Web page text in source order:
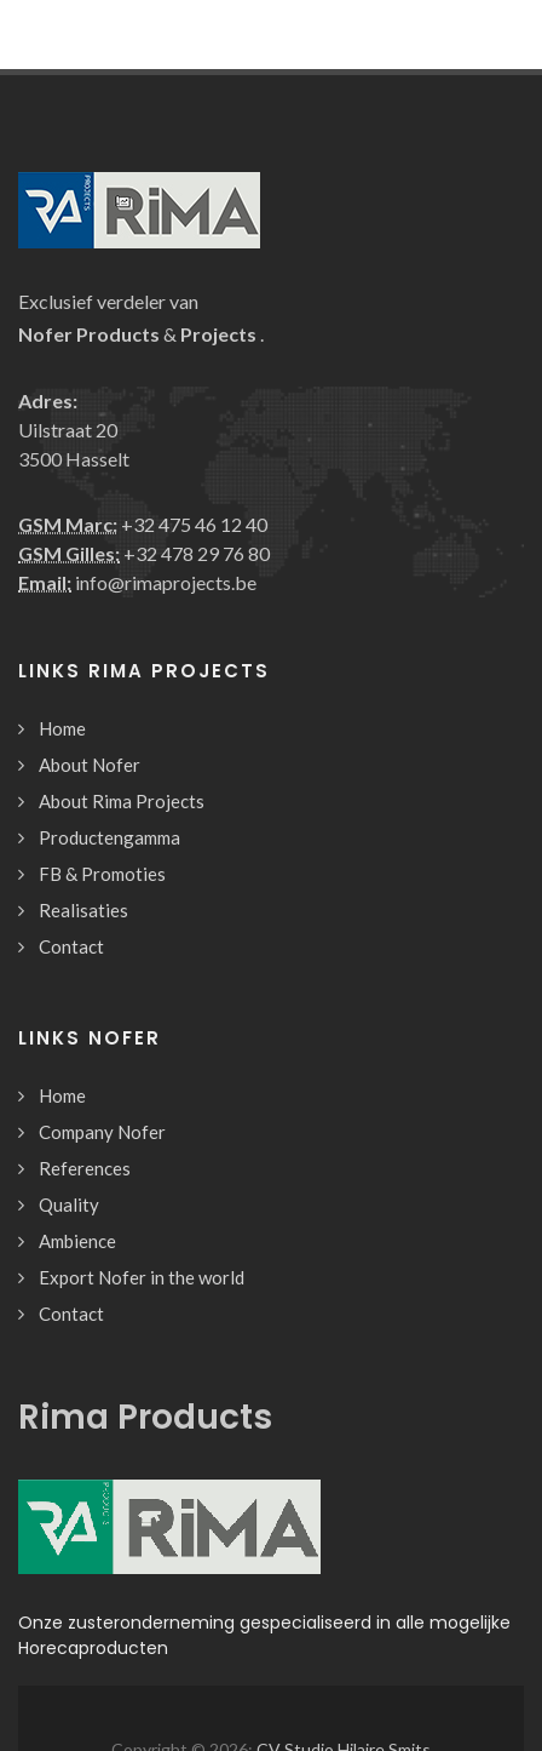
Exclusief verdeler van
Nofer Products & Projects .
Adres:
Uilstraat 20
3500 Hasselt
GSM Marc: +32 475 46 12 40
GSM Gilles: +32 478 29 76 80
Email: info@rimaprojects.be
LINKS RIMA PROJECTS
Home
About Nofer
About Rima Projects
Productengamma
FB & Promoties
Realisaties
Contact
LINKS NOFER
Home
Company Nofer
References
Quality
Ambience
Export Nofer in the world
Contact
Rima Products
Onze zusteronderneming gespecialiseerd in alle mogelijke
Horecaproducten